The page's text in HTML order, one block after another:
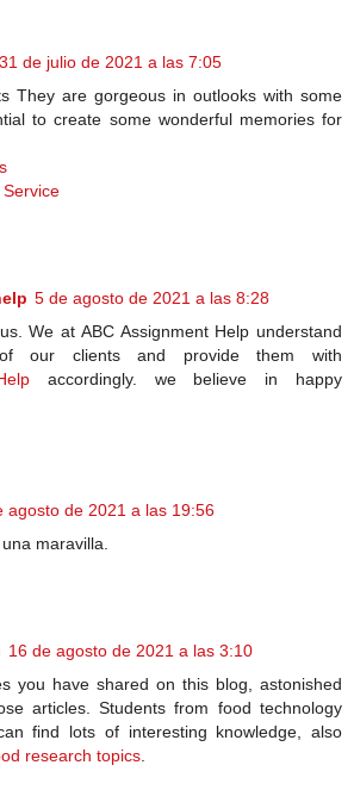
31 de julio de 2021 a las 7:05
They are gorgeous in outlooks with some
to create some wonderful memories for
5 de agosto de 2021 a las 8:28
We at ABC Assignment Help understand
of our clients and provide them with
accordingly. we believe in happy
agosto de 2021 a las 19:56
maravilla.
16 de agosto de 2021 a las 3:10
you have shared on this blog, astonished
articles. Students from food technology
find lots of interesting knowledge, also
research topics.